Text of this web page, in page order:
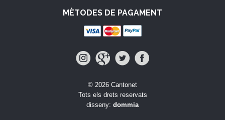
MÈTODES DE PAGAMENT
© 2026 Cantonet
Tots els drets reservats
disseny: dommia